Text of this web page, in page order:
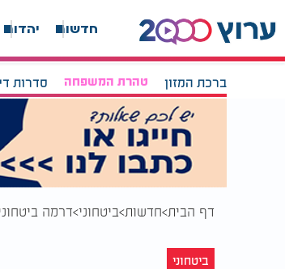
חדשות יהדות
ברכת המזון טהרת המשפחה סדרות
דף הבית חדשות ביטחוני דרמה
ביטחוני